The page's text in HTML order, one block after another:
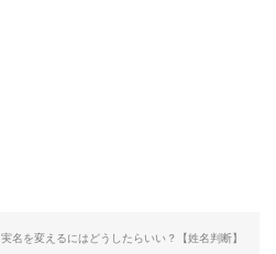
実名を変えるにはどうしたらいい？【姓名判断】